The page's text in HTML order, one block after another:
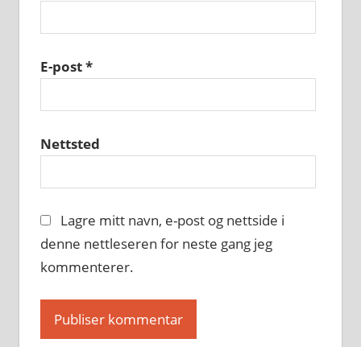
E-post*
Nettsted
Lagre mitt navn, e-post og nettside i
denne nettleseren for neste gang jeg
kommenterer.